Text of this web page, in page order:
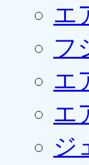
エ
フ
エ
エ
ジ